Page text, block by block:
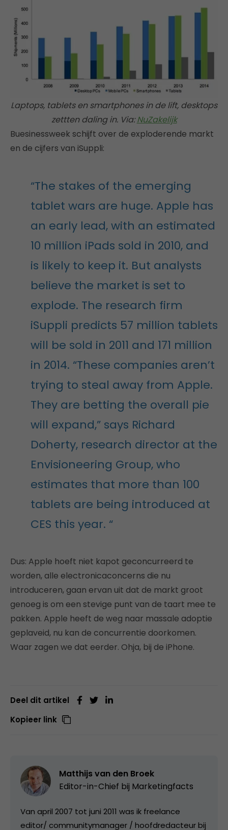
Laptops, tablets en smartphones in de lift, desktops
zettten daling in. Via:NuZakelijk
Buesinessweek schijft over de exploderende markt
en de cijfers van iSuppli:
“The stakes of the emerging
tablet wars are huge. Apple has
an early lead, with an estimated
10 million iPads sold in 2010, and
is likely to keep it. But analysts
believe the market is set to
explode. The research firm
iSuppli predicts 57 million tablets
will be sold in 2011 and 171 million
in 2014. “These companies aren’t
trying to steal away from Apple.
They are betting the overall pie
will expand,” says Richard
Doherty, research director at the
Envisioneering Group, who
estimates that more than 100
tablets are being introduced at
CES this year. “
Dus: Apple hoeft niet kapot geconcurreerd te
worden, alle electronicaconcerns die nu
introduceren, gaan ervan uit dat de markt groot
genoeg is om een stevige punt van de taart mee te
pakken. Apple heeft de weg naar massale adoptie
geplaveid, nu kan de concurrentie doorkomen.
Waar zagen we dat eerder. Ohja, bij de iPhone.
Deel dit artikel
Kopieer link
Matthijs van den Broek
Editor-in-Chief bij Marketingfacts
Van april 2007 tot juni 2011 was ik freelance
editor/ communitymanager / hoofdredacteur bij